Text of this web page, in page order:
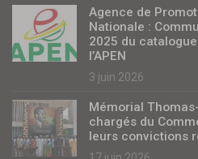
Agence de
Nationale :
2025 du
l’APEN
3 juin 2026
Mémorial
chargés du
leurs convictions